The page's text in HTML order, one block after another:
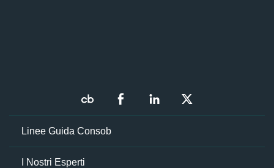
Linee Guida Consob
I Nostri Esperti